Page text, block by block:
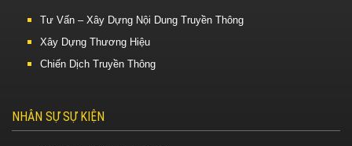
Tư Vấn – Xây Dựng Nội Dung Truyền Thông
Xây Dựng Thương Hiệu
Chiến Dịch Truyền Thông
NHÂN SỰ SỰ KIỆN